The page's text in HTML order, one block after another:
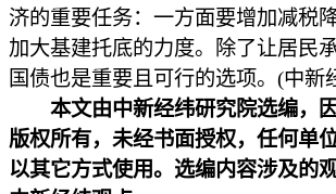
济的重要任务：一方面要增加减税
加大基建托底的力度。除了让居民
国债也是重要且可行的选项。(中新
本文由中新经纬研究院选编，
版权所有，未经书面授权，任何单
以其它方式使用。选编内容涉及的